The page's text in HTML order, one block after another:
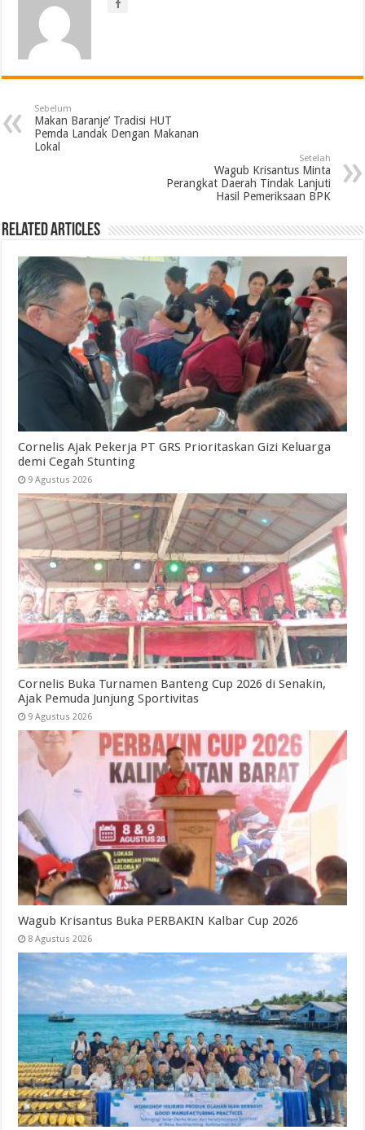
Sebelum
Makan Baranje’ Tradisi HUT
Pemda Landak Dengan Makanan
Lokal
Setelah
Wagub Krisantus Minta
Perangkat Daerah Tindak Lanjuti
Hasil Pemeriksaan BPK
Related Articles
Cornelis Ajak Pekerja PT GRS Prioritaskan Gizi Keluarga
demi Cegah Stunting
9 Agustus 2026
Cornelis Buka Turnamen Banteng Cup 2026 di Senakin,
Ajak Pemuda Junjung Sportivitas
9 Agustus 2026
Wagub Krisantus Buka PERBAKIN Kalbar Cup 2026
8 Agustus 2026